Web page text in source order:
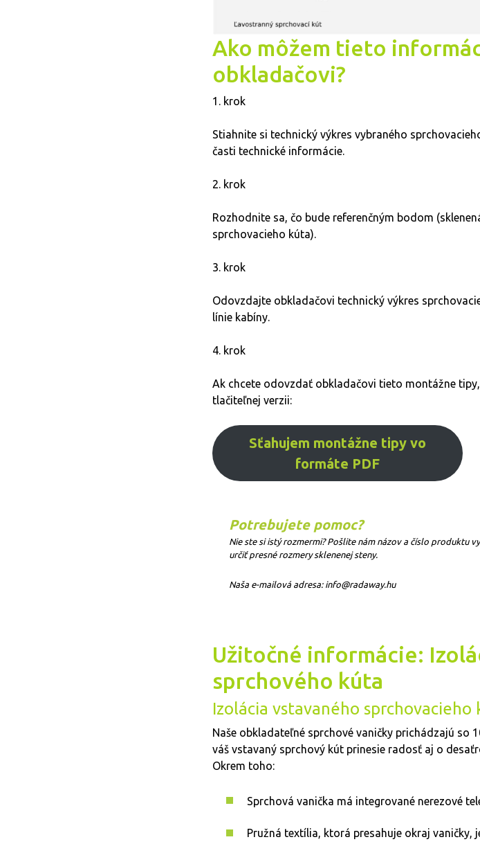
Ako môžem tieto
obkladačovi?
1. krok
Stiahnite si technický výkres vybraného
časti technické informácie.
2. krok
Rozhodnite sa, čo bude referenčným bodom
sprchovacieho kúta).
3. krok
Odovzdajte obkladačovi technický výkres
línie kabíny.
4. krok
Ak chcete odovzdať obkladačovi tieto montážne
tlačiteľnej verzii:
Sťahujem montážne tipy vo
formáte PDF
Potrebujete pomoc?
Nie ste si istý rozmermi? Pošlite nám názov a číslo produktu
určiť presné rozmery sklenenej steny.
Naša e-mailová adresa: info@radaway.hu
Užitočné informácie:
sprchového kúta
Izolácia vstavaného
Naše obkladateľné sprchové vaničky prichádzajú so
váš vstavaný sprchový kút prinesie radosť aj o
Okrem toho:
Sprchová vanička má integrované nerezové
Pružná textília, ktorá presahuje okraj vaničky,